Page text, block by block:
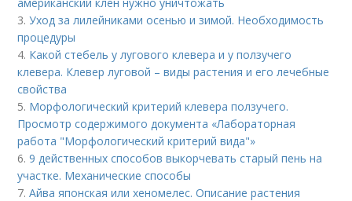
3.Уход за лилейниками осенью и зимой. Необходимость
процедуры
4. Какой стебель у лугового клевера и у ползучего
клевера. Клевер луговой – виды растения и его лечебные
свойства
5. Морфологический критерий клевера ползучего.
Просмотр содержимого документа «Лабораторная
работа "Морфологический критерий вида"»
6.9 действенных способов выкорчевать старый пень на
участке. Механические способы
7.Айва японская или хеномелес. Описание растения